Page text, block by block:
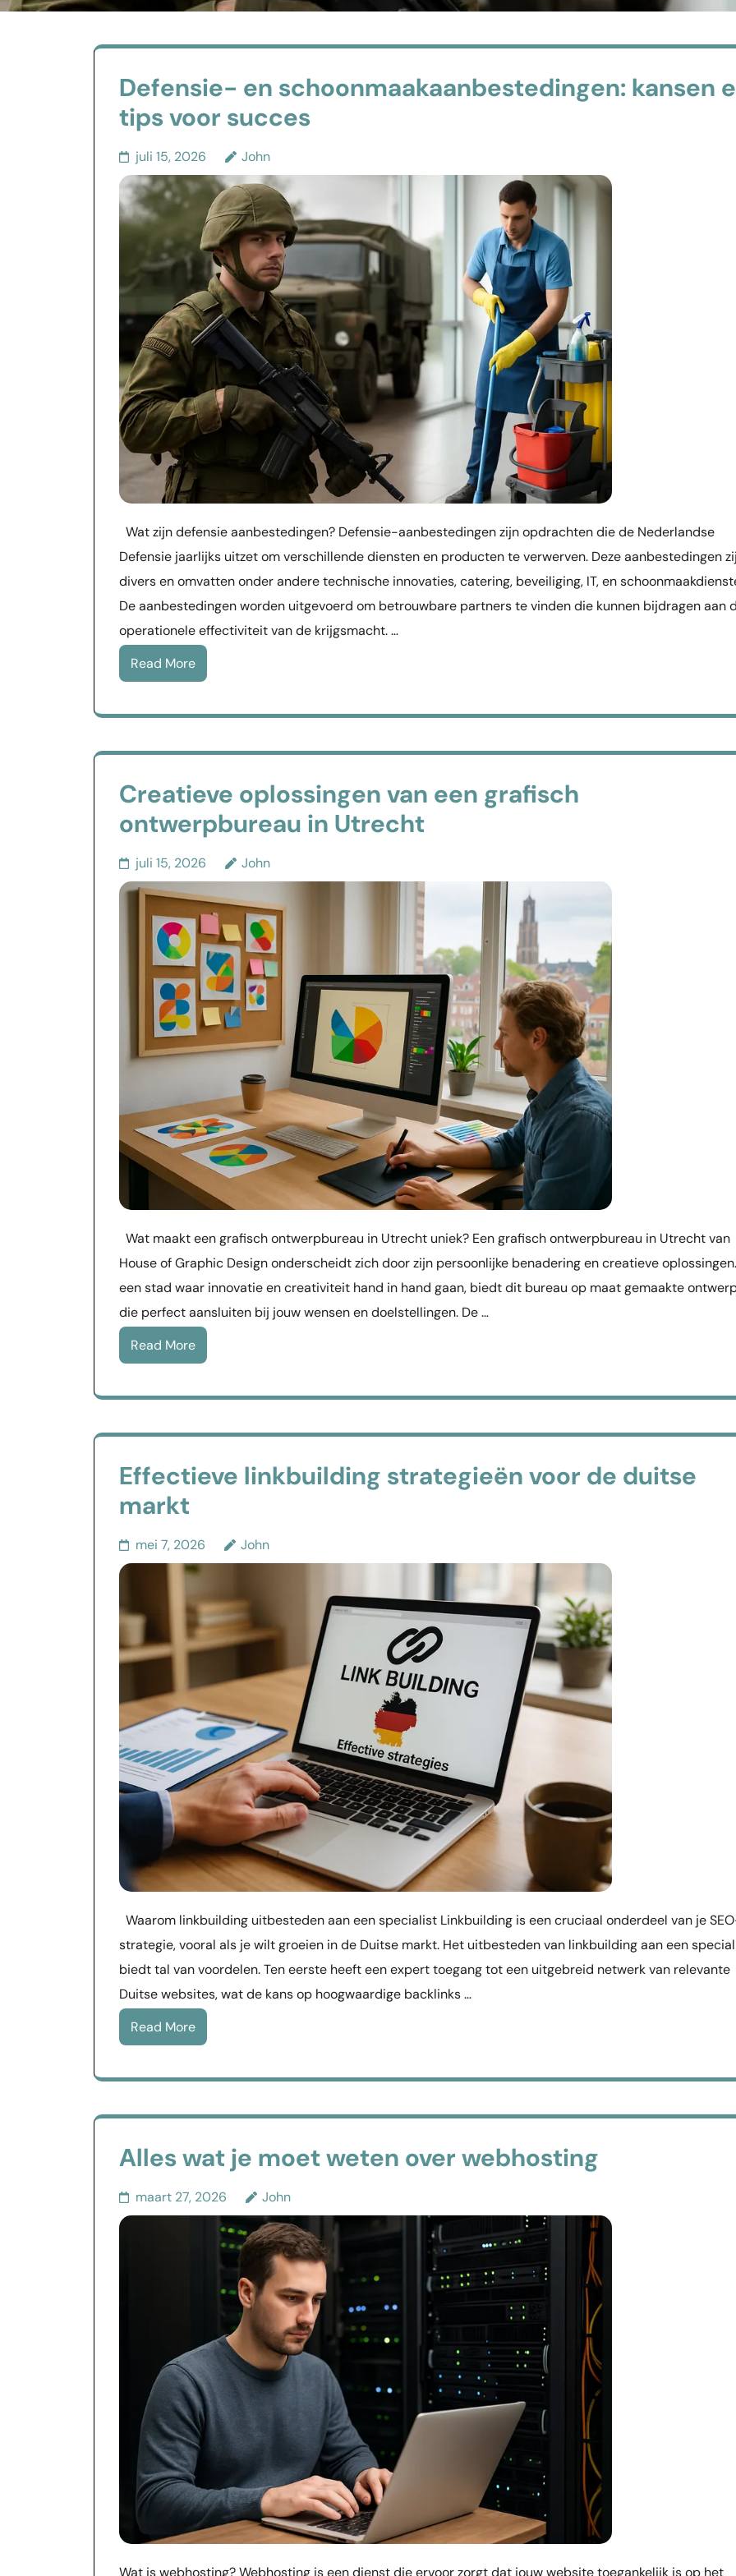
Defensie- en schoonmaakaanbestedingen: kansen
tips voor succes
juli 15, 2026 John
Wat zijn defensie aanbestedingen? Defensie-aanbestedingen zijn opdrachten die de Nederlandse
Defensie jaarlijks uitzet om verschillende diensten en producten te verwerven. Deze aanbestedingen
divers en omvatten onder andere technische innovaties, catering, beveiliging, IT, en
De aanbestedingen worden uitgevoerd om betrouwbare partners te vinden die kunnen bijdragen aan
operationele effectiviteit van de krijgsmacht. …
Read More
Creatieve oplossingen van een grafisch
ontwerpbureau in Utrecht
juli 15, 2026 John
Wat maakt een grafisch ontwerpbureau in Utrecht uniek? Een grafisch ontwerpbureau in Utrecht van
House of Graphic Design onderscheidt zich door zijn persoonlijke benadering en creatieve
een stad waar innovatie en creativiteit hand in hand gaan, biedt dit bureau op maat gemaakte
die perfect aansluiten bij jouw wensen en doelstellingen. De …
Read More
Effectieve linkbuilding strategieën voor de duitse
markt
mei 7, 2026 John
Waarom linkbuilding uitbesteden aan een specialist Linkbuilding is een cruciaal onderdeel van je
strategie, vooral als je wilt groeien in de Duitse markt. Het uitbesteden van linkbuilding aan een
biedt tal van voordelen. Ten eerste heeft een expert toegang tot een uitgebreid netwerk van relevante
Duitse websites, wat de kans op hoogwaardige backlinks …
Read More
Alles wat je moet weten over webhosting
maart 27, 2026 John
Wat is webhosting? Webhosting is een dienst die ervoor zorgt dat jouw website toegankelijk is op het